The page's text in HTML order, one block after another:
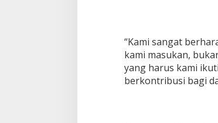
“Kami sangat
kami masukan,
yang harus kami
berkontribusi bagi